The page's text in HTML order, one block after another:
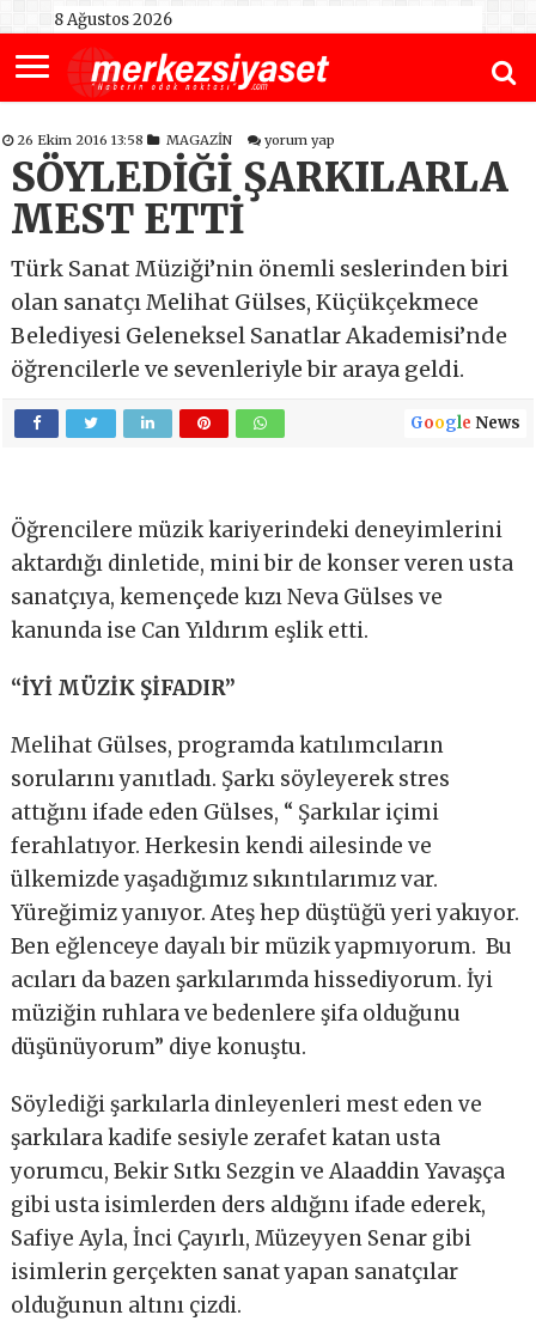
8 Ağustos 2026
26 Ekim 2016 13:58 MAGAZİN yorum yap
SÖYLEDİĞİ ŞARKILARLA
MEST ETTİ
Türk Sanat Müziği’nin önemli seslerinden biri
olan sanatçı Melihat Gülses, Küçükçekmece
Belediyesi Geleneksel Sanatlar Akademisi’nde
öğrencilerle ve sevenleriyle bir araya geldi.
Google News
Öğrencilere müzik kariyerindeki deneyimlerini
aktardığı dinletide, mini bir de konser veren usta
sanatçıya, kemençede kızı Neva Gülses ve
kanunda ise Can Yıldırım eşlik etti.
“İYİ MÜZİK ŞİFADIR”
Melihat Gülses, programda katılımcıların
sorularını yanıtladı. Şarkı söyleyerek stres
attığını ifade eden Gülses, “ Şarkılar içimi
ferahlatıyor. Herkesin kendi ailesinde ve
ülkemizde yaşadığımız sıkıntılarımız var.
Yüreğimiz yanıyor. Ateş hep düştüğü yeri yakıyor.
Ben eğlenceye dayalı bir müzik yapmıyorum. Bu
acıları da bazen şarkılarımda hissediyorum. İyi
müziğin ruhlara ve bedenlere şifa olduğunu
düşünüyorum” diye konuştu.
Söylediği şarkılarla dinleyenleri mest eden ve
şarkılara kadife sesiyle zerafet katan usta
yorumcu, Bekir Sıtkı Sezgin ve Alaaddin Yavaşça
gibi usta isimlerden ders aldığını ifade ederek,
Safiye Ayla, İnci Çayırlı, Müzeyyen Senar gibi
isimlerin gerçekten sanat yapan sanatçılar
olduğunun altını çizdi.